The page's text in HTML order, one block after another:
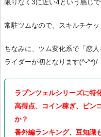
限りなく3に近い4という感じで
常駐ツムなので、スキルチケ
ちなみに、ツム変化系で「恋
ライダーが初となります(^-^*)/
ラプンツェルシリーズに特
高得点、コイン稼ぎ、ビン
か？
番外編ランキング、豆知識